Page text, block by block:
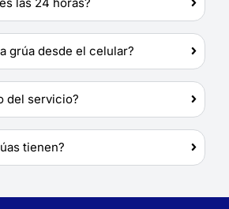
grúa desde el celular?
del servicio?
tienen?